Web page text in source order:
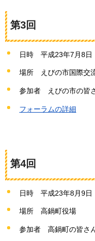
第3回
日時 平成23年7 月8日
場所 えびの市国際交
参加者 えびの市の皆
フォーラムの詳細
第4回
日時 平成23年8月9日
場所 高鍋町役場
参加者 高鍋町の皆さ